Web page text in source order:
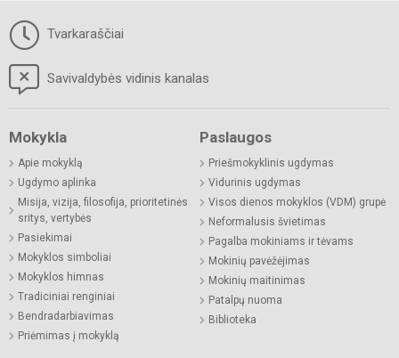
Tvarkaraščiai
Savivaldybės vidinis kanalas
Mokykla
Apie mokyklą
Ugdymo aplinka
Misija, vizija, filosofija, prioritetinės
sritys, vertybės
Pasiekimai
Mokyklos simboliai
Mokyklos himnas
Tradiciniai renginiai
Bendradarbiavimas
Priėmimas į mokyklą
Paslaugos
Priešmokyklinis ugdymas
Vidurinis ugdymas
Visos dienos mokyklos (VDM) grupė
Neformalusis švietimas
Pagalba mokiniams ir tėvams
Mokinių pavėžėjimas
Mokinių maitinimas
Patalpų nuoma
Biblioteka